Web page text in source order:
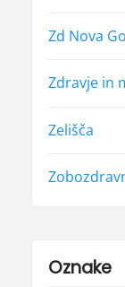
Zd Nova
Zdravje in
Zelišča
Oznake